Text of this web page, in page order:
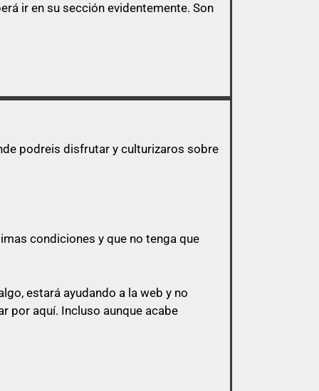
ir en su sección evidentemente. Son
podreis disfrutar y culturizaros sobre
condiciones y que no tenga que
estará ayudando a la web y no
por aquí. Incluso aunque acabe